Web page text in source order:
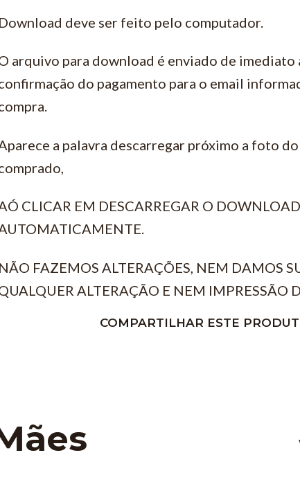
Download deve ser feito pelo computador.
arquivo para download é enviado de imediato
do pagamento para o email
a palavra descarregar próximo a foto
CLICAR EM DESCARREGAR O
NÃO FAZEMOS ALTERAÇÕES, NEM DAMOS
ALTERAÇÃO E NEM IMPRESSÃO
COMPARTILHAR ESTE